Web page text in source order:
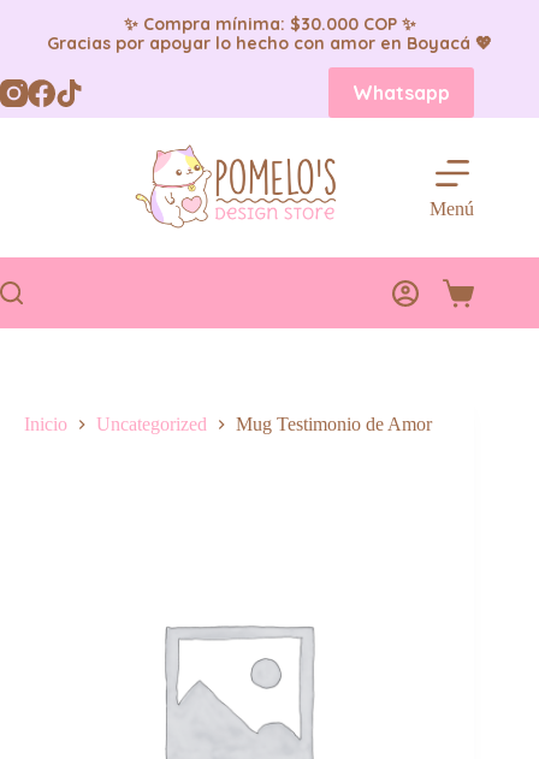
✨ Compra mínima: $30.000 COP ✨
Gracias por apoyar lo hecho con amor en Boyacá 💖
Saltar
al
contenido
Whatsapp
Menú
Carro
Inicio Uncategorized Mug Testimonio de Amor